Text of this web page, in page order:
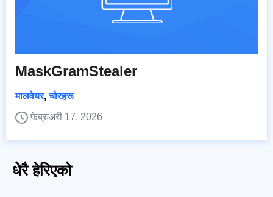
MaskGramStealer
मालवेयर,चोरहरू
फेब्रुअरी 17, 2026
धेरै हेरिएको